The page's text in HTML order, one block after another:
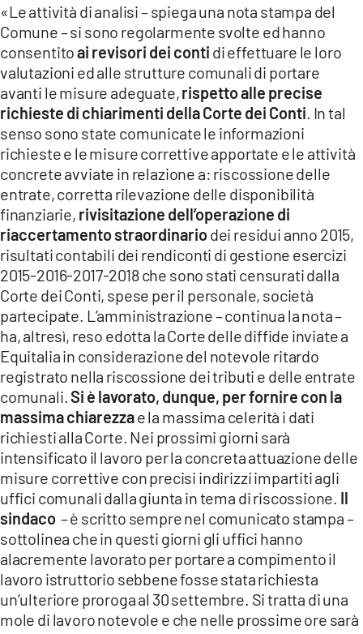
«Le attività di analisi – spiega una nota stampa del
Comune – si sono regolarmente svolte ed hanno
consentitoai revisori dei conti di effettuare le loro
valutazioni ed alle strutture comunali di portare
avanti le misure adeguate,rispetto alle precise
richieste di chiarimenti della Corte dei Conti. In tal
senso sono state comunicate le informazioni
richieste e le misure correttive apportate e le attività
concrete avviate in relazione a: riscossione delle
entrate, corretta rilevazione delle disponibilità
finanziarie, rivisitazione dell’operazione di
riaccertamento straordinariodei residui anno 2015,
risultati contabili dei rendiconti di gestione esercizi
2015-2016-2017-2018 che sono stati censurati dalla
Corte dei Conti, spese per il personale, società
partecipate. L’amministrazione – continua la nota –
ha, altresì, reso edotta la Corte delle diffide inviate a
Equitalia in considerazione del notevole ritardo
registrato nella riscossione dei tributi e delle entrate
comunali.Si è lavorato, dunque, per fornire con la
massima chiarezzae la massima celerità i dati
richiesti alla Corte. Nei prossimi giorni sarà
intensificato il lavoro per la concreta attuazione delle
misure correttive con precisi indirizzi impartiti agli
uffici comunali dalla giunta in tema di riscossione. Il
sindaco – è scritto sempre nel comunicato stampa –
sottolinea che in questi giorni gli uffici hanno
alacremente lavorato per portare a compimento il
lavoro istruttorio sebbene fosse stata richiesta
un’ulteriore proroga al 30 settembre. Si tratta di una
mole di lavoro notevole e che nelle prossime ore sarà